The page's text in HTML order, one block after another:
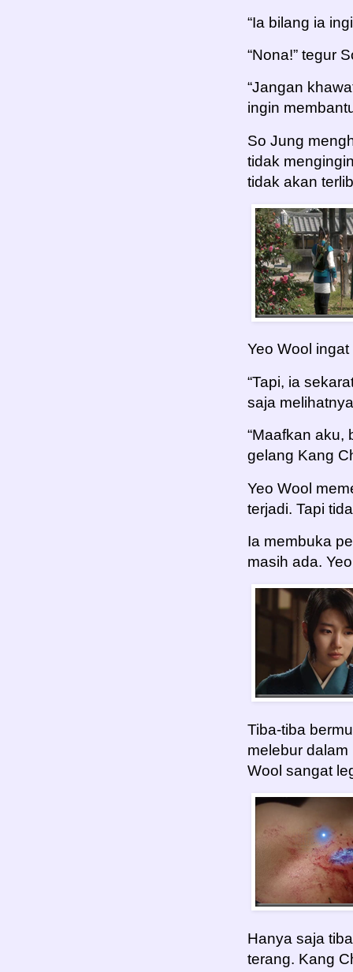
“Ia bilang ia
“Nona!” tegur
“Jangan
ingin
So Jung
tidak
tidak akan
Yeo Wool
“Tapi, ia
saja
“Maafkan aku,
gelang Kang
Yeo Wool
terjadi. Tapi
Ia membuka
masih ada.
Tiba-tiba
melebur
Wool sangat
Hanya saja
terang. Kang